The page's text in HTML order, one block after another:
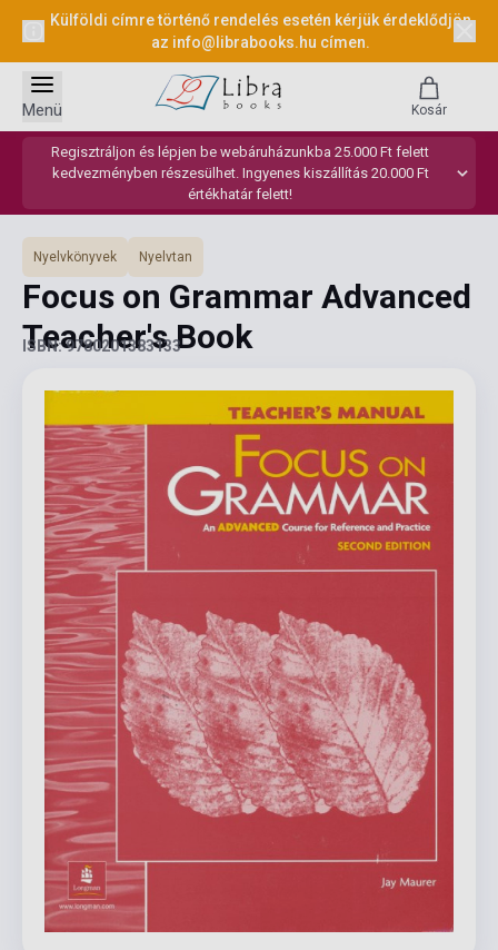
Külföldi címre történő rendelés esetén kérjük érdeklődjön
az info@librabooks.hu címen.
Regisztráljon és lépjen be webáruházunkba 25.000 Ft felett
kedvezményben részesülhet. Ingyenes kiszállítás 20.000 Ft
értékhatár felett!
Menü Kosár
Nyelvkönyvek Nyelvtan
Focus on Grammar Advanced
Teacher's Book
ISBN: 9780201383133